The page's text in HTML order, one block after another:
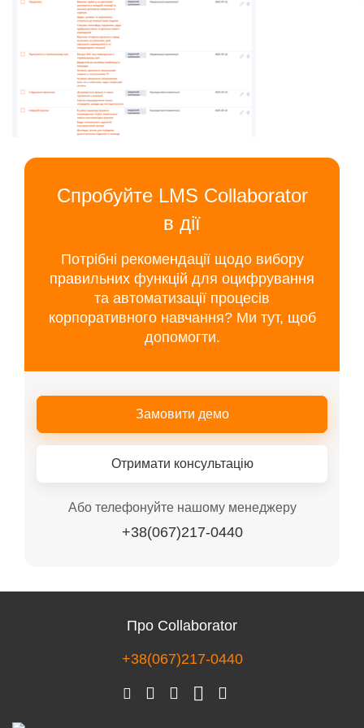
Спробуйте LMS Collaborator
в дії
Потрібні рекомендації щодо вибору
правильних функцій для оцифрування
та автоматизації процесів
корпоративного навчання? Ми тут, щоб
допомогти.
Замовити демо
Отримати консультацію
Або телефонуйте нашому менеджеру
+38(067)217-0440
Про Collaborator
+38(067)217-0440